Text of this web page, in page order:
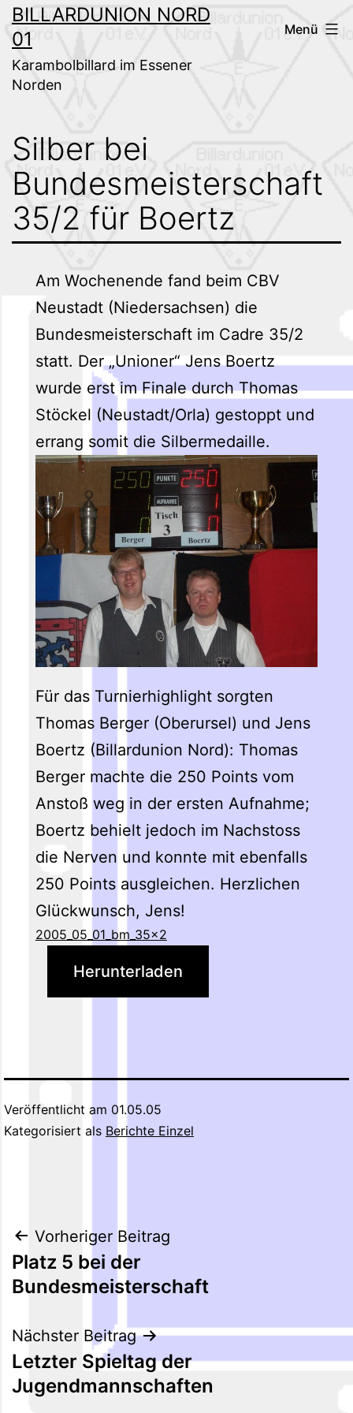
Zum
Inhalt
springen
BILLARDUNION NORD
01
Karambolbillard im Essener
Norden
Menü
Silber bei
Bundesmeisterschaft
35/2 für Boertz
Am Wochenende fand beim CBV
Neustadt (Niedersachsen) die
Bundesmeisterschaft im Cadre 35/2
statt. Der „Unioner“ Jens Boertz
wurde erst im Finale durch Thomas
Stöckel (Neustadt/Orla) gestoppt und
errang somit die Silbermedaille.
Für das Turnierhighlight sorgten
Thomas Berger (Oberursel) und Jens
Boertz (Billardunion Nord): Thomas
Berger machte die 250 Points vom
Anstoß weg in der ersten Aufnahme;
Boertz behielt jedoch im Nachstoss
die Nerven und konnte mit ebenfalls
250 Points ausgleichen. Herzlichen
Glückwunsch, Jens!
2005_05_01_bm_35x2
Herunterladen
Veröffentlicht am 01.05.05
Kategorisiert als Berichte Einzel
Beitragsnavigation
Vorheriger Beitrag
Platz 5 bei der
Bundesmeisterschaft
Nächster Beitrag
Letzter Spieltag der
Jugendmannschaften